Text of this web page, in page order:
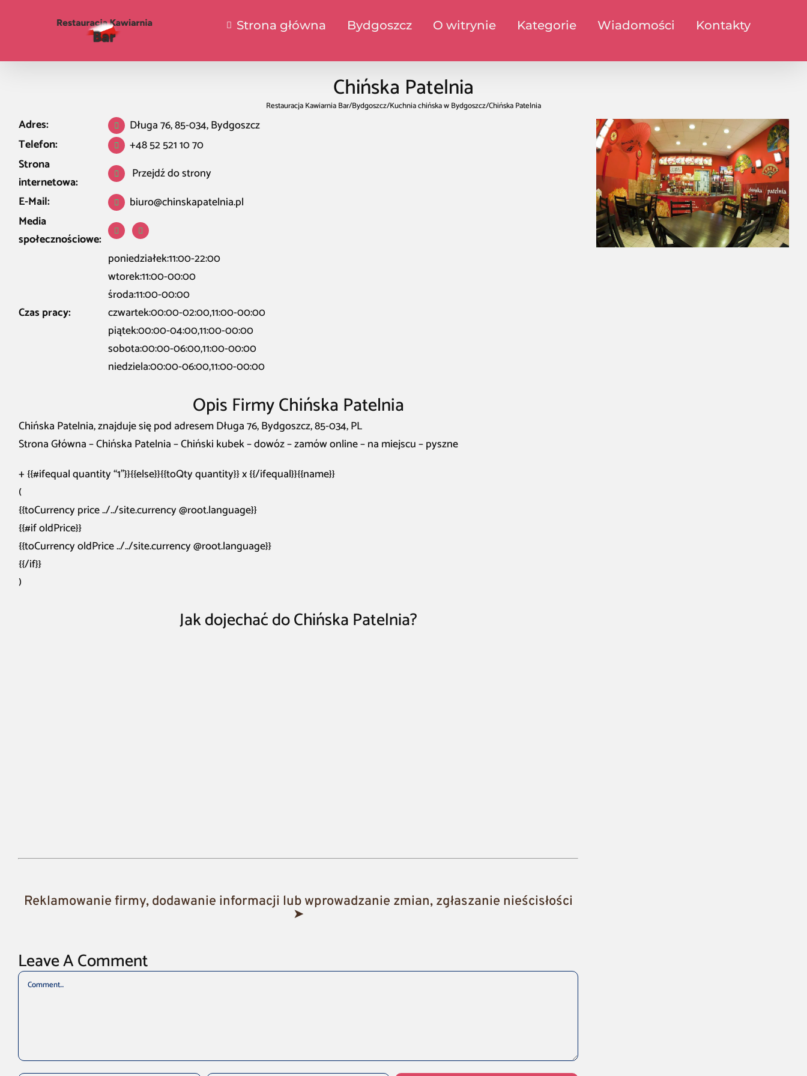
Strona główna Bydgoszcz O witrynie Kategorie Wiadomości Kontakty
Chińska Patelnia
Restauracja Kawiarnia Bar/Bydgoszcz/Kuchnia chińska w Bydgoszcz/Chińska Patelnia
Adres:
Długa 76, 85-034, Bydgoszcz
Telefon:
+48 52 521 10 70
Strona
internetowa:
Przejdź do strony
E-Mail:
biuro@chinskapatelnia.pl
Media
społecznościowe:
Czas pracy:
poniedziałek:11:00-22:00
wtorek:11:00-00:00
środa:11:00-00:00
czwartek:00:00-02:00,11:00-00:00
piątek:00:00-04:00,11:00-00:00
sobota:00:00-06:00,11:00-00:00
niedziela:00:00-06:00,11:00-00:00
Opis Firmy Chińska Patelnia
Chińska Patelnia, znajduje się pod adresem Długa 76, Bydgoszcz, 85-034, PL
Strona Główna – Chińska Patelnia – Chiński kubek – dowóz – zamów online – na miejscu – pyszne
+ {{#ifequal quantity “1”}}{{else}}{{toQty quantity}} x {{/ifequal}}{{name}}
(
{{toCurrency price ../../site.currency @root.language}}
{{#if oldPrice}}
{{toCurrency oldPrice ../../site.currency @root.language}}
{{/if}}
)
Jak dojechać do Chińska Patelnia?
Reklamowanie firmy, dodawanie informacji lub wprowadzanie zmian, zgłaszanie nieścisłości
➤
Leave A Comment
Comment